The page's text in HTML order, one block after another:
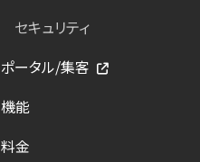
セキュリティ
ポータル/集客
機能
料金